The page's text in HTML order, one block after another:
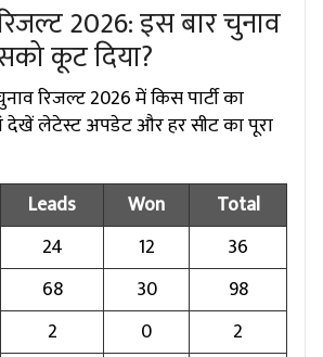
2026: इस बार चुनाव
कूट दिया?
रिजल्ट 2026 में किस पार्टी का
देखें लेटेस्ट अपडेट और हर सीट का पूरा
Leads Won
Total
24 12
36
68 30
98
2 0
2